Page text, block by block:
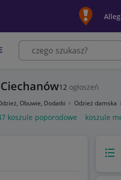
12 ogłoszeń
Obuwie, Dodatki Odzież damska
koszule poporodowe koszule